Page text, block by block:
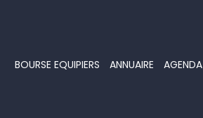
BOURSE EQUIPIERS ANNUAIRE AGENDA